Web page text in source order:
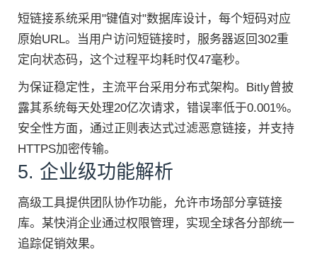
短链接系统采用"键值对"数据库设计，每个短码对应
原始URL。当用户访问短链接时，服务器返回302重
定向状态码，这个过程平均耗时仅47毫秒。
为保证稳定性，主流平台采用分布式架构。Bitly曾披
露其系统每天处理20亿次请求，错误率低于0.001%。
安全性方面，通过正则表达式过滤恶意链接，并支持
HTTPS加密传输。
5. 企业级功能解析
高级工具提供团队协作功能，允许市场部分享链接
库。某快消企业通过权限管理，实现全球各分部统一
追踪促销效果。